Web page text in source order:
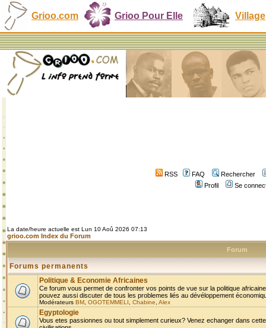
Grioo.com Grioo Pour Elle Village
RSS FAQ
Rechercher
Profil
Se
La date/heure actuelle est Lun 10 Aoû 2026 07:13
grioo.com Index du Forum
Forum
Forums permanents
Politique & Economie Africaines
Ce forum vous permet de confronter vos points de vue sur la politique
pouvez aussi discuter de tous les problemes liés au dévéloppement
Modérateurs BM OGOTEMMELI Chabine Alex
Egyptologie
Vous etes passionnes ou tout simplement curieux? Venez echanger dans